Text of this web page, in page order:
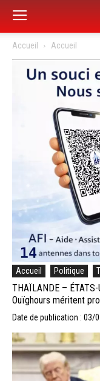
Accueil Accueil
Accueil Politique
THAÏLANDE –
Ouïghours méritent
Date de publication : 03/